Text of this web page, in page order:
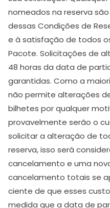
nomeados na reserva
dessas Condições de
e à satisfação de todos
Pacote. Solicitações de
48 horas da data de
garantidas. Como a
não permite alterações
bilhetes por qualquer
provavelmente serão o
solicitar a alteração de
reserva, isso será
cancelamento e uma
cancelamento totais se
ciente de que esses
medida que a data de